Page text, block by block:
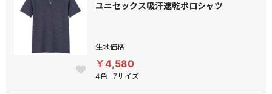
ユニセックス吸汗速乾ポロシャツ
生地価格
￥4,580
4色 7サイズ